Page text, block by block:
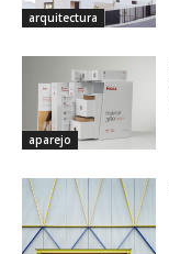
arquitectura
aparejo